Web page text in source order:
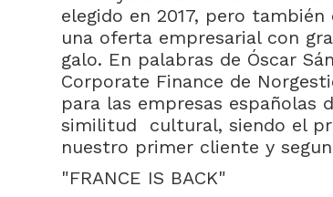
elegido en 2017, pero
una oferta empresarial con
galo. En palabras de Óscar
Corporate Finance de
para las empresas españolas
similitud cultural, siendo el
nuestro primer cliente y
"FRANCE IS BACK"